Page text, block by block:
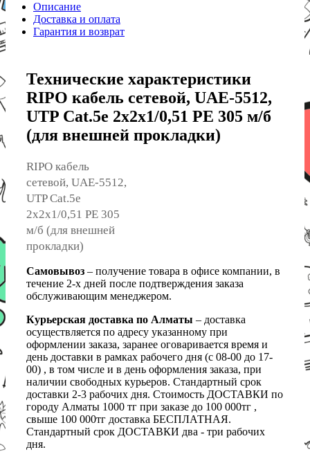
Описание
Доставка и оплата
Гарантия и возврат
Технические характеристики
RIPO кабель сетевой, UAE-5512,
UTP Cat.5e 2x2x1/0,51 PE 305 м/б
(для внешней прокладки)
RIPO кабель
сетевой, UAE-5512,
UTP Cat.5e
2x2x1/0,51 PE 305
м/б (для внешней
прокладки)
Самовывоз – получение товара в офисе компании, в
течение 2-х дней после подтверждения заказа
обслуживающим менеджером.
Курьерская доставка по Алматы – доставка
осуществляется по адресу указанному при
оформлении заказа, заранее оговаривается время и
день доставки в рамках рабочего дня (с 08-00 до 17-
00) , в том числе и в день оформления заказа, при
наличии свободных курьеров. Стандартный срок
доставки 2-3 рабочих дня. Стоимость ДОСТАВКИ по
городу Алматы 1000 тг при заказе до 100 000тг ,
свыше 100 000тг доставка БЕСПЛАТНАЯ.
Стандартный срок ДОСТАВКИ два - три рабочих
дня.